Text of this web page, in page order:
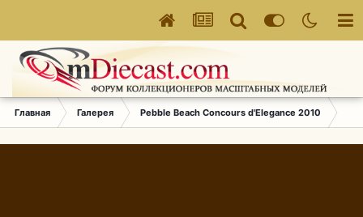
Главная Галерея Pebble Beach Concours d'Elegance 2010